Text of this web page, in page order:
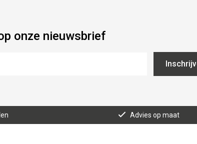
onze nieuwsbrief
Advies op maat